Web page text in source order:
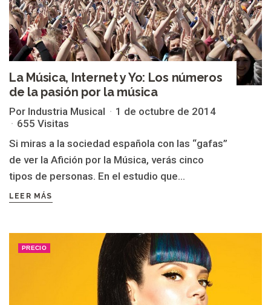
La Música, Internet y Yo: Los números
de la pasión por la música
Por Industria Musical
1 de octubre de 2014
655 Visitas
Si miras a la sociedad española con las “gafas”
de ver la Afición por la Música, verás cinco
tipos de personas. En el estudio que...
LEER MÁS
PRECIO